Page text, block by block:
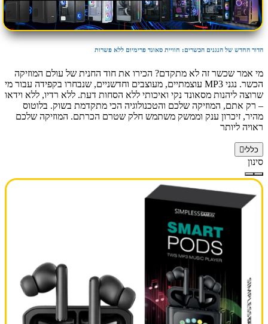
הדור החדש של הנגנים הכשרים: חוויית סאונד פרימיום ללא פשרות
מי אמר שכשר זה לא מתקדם? הכירו את חוד החנית של עולם המוזיקה
הכשר. נגני MP3 עוצמתיים, מעוצבים וחדשניים, שנבחרו בקפידה עבור מי
שרוצה ליהנות מסאונד נקי ואיכותי ללא הסחות דעת. ללא רדיו, ללא וידאו
– רק אתם, המוזיקה שלכם והטכנולוגיה הכי מתקדמת בשוק. בלוטוס
מהיר, זיכרון ענק וממשק משתמש חלק שטרם הכרתם. המוזיקה שלכם
ראויה ליותר
כללי
סינון